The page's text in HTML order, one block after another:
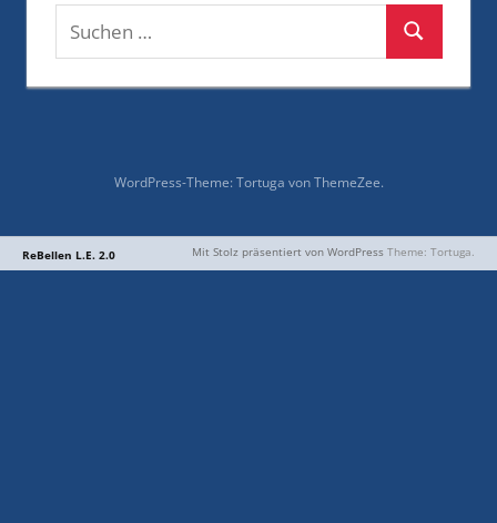
Suchen
Suchen
WordPress-Theme: Tortuga von ThemeZee.
ReBellen L.E. 2.0 Mit Stolz präsentiert von WordPress Theme: Tortuga.